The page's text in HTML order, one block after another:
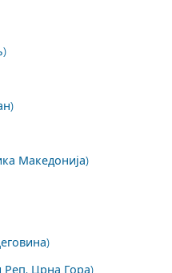
Македонија)
Реп. Црна Гора)